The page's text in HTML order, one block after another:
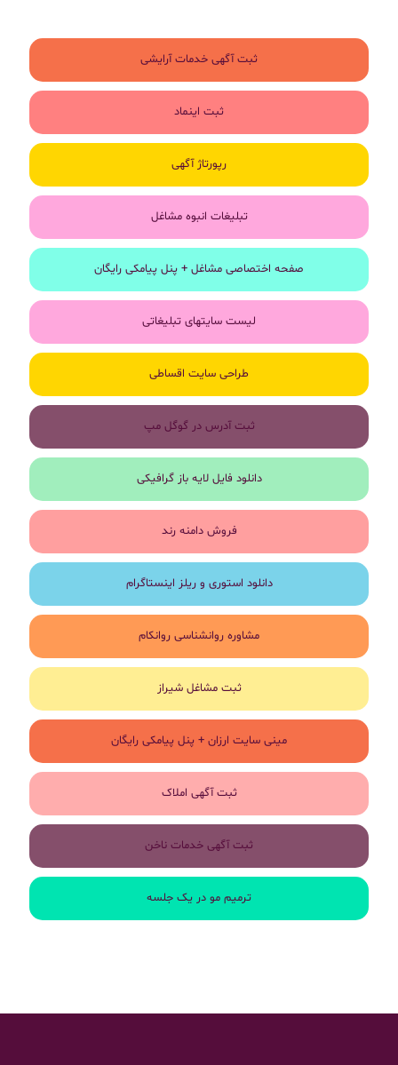
ثبت آگهی خدمات آرایشی
ثبت اینماد
رپورتاژ آگهی
تبلیغات انبوه مشاغل
صفحه اختصاصی مشاغل + پنل پیامکی رایگان
لیست سایتهای تبلیغاتی
طراحی سایت اقساطی
ثبت آدرس در گوگل مپ
دانلود فایل لایه باز گرافیکی
فروش دامنه رند
دانلود استوری و ریلز اینستاگرام
مشاوره روانشناسی روانکام
ثبت مشاغل شیراز
مینی سایت ارزان + پنل پیامکی رایگان
ثبت آگهی املاک
ثبت آگهی خدمات ناخن
ترمیم مو در یک جلسه